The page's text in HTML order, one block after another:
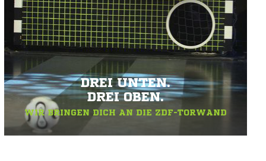
DREI UNTEN.
DREI OBEN.
WIR BRINGEN DICH AN DIE ZDF-TORWAND